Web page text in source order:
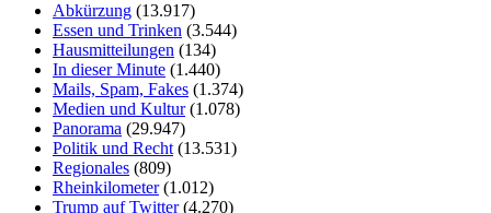
Abkürzung (13.917)
Essen und Trinken (3.544)
Hausmitteilungen (134)
In dieser Minute (1.440)
Mails, Spam, Fakes (1.374)
Medien und Kultur(1.078)
Panorama (29.947)
Politik und Recht(13.531)
Regionales (809)
Rheinkilometer(1.012)
Trump auf Twitter(4.270)